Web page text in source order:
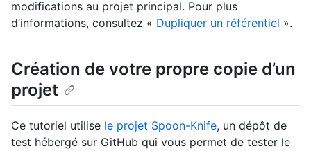
modifications au projet principal. Pour plus
d’informations, consultez « Dupliquer un référentiel ».
Création de votre propre copie d’un
projet
Ce tutoriel utilise le projet Spoon-Knife, un dépôt de
test hébergé sur GitHub qui vous permet de tester le